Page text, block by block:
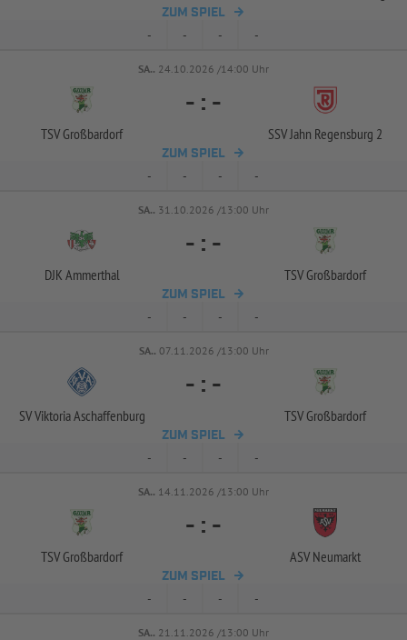
ZUM SPIEL
- - - -
SA.. 24.10.2026 /14:00 Uhr
TSV Großbardorf
- : -
SSV Jahn Regensburg 2
ZUM SPIEL
- - - -
SA.. 31.10.2026 /13:00 Uhr
DJK Ammerthal
- : -
TSV Großbardorf
ZUM SPIEL
- - - -
SA.. 07.11.2026 /13:00 Uhr
SV Viktoria Aschaffenburg
- : -
TSV Großbardorf
ZUM SPIEL
- - - -
SA.. 14.11.2026 /13:00 Uhr
TSV Großbardorf
- : -
ASV Neumarkt
ZUM SPIEL
- - - -
SA.. 21.11.2026 /13:00 Uhr